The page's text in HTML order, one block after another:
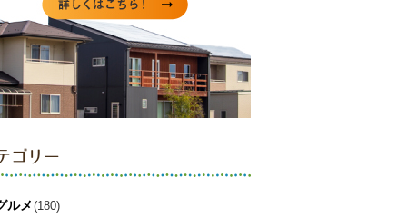
ゴリー
ルメ(180)